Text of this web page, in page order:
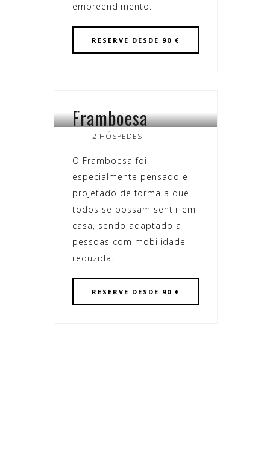
empreendimento.
RESERVE DESDE 90 €
TULHA
Framboesa
2 HÓSPEDES
O Framboesa foi
especialmente pensado e
projetado de forma a que
todos se possam sentir em
casa, sendo adaptado a
pessoas com mobilidade
reduzida.
RESERVE DESDE 90 €